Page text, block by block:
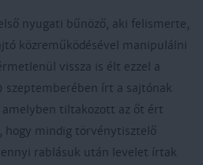
nyugati bűnöző, aki felismerte,
közreműködésével manipulálni
vissza is élt ezzel a
szeptemberében írt a sajtónak
tiltakozott az őt ért
hogy mindig törvénytisztelő
rablásuk után levelet írtak